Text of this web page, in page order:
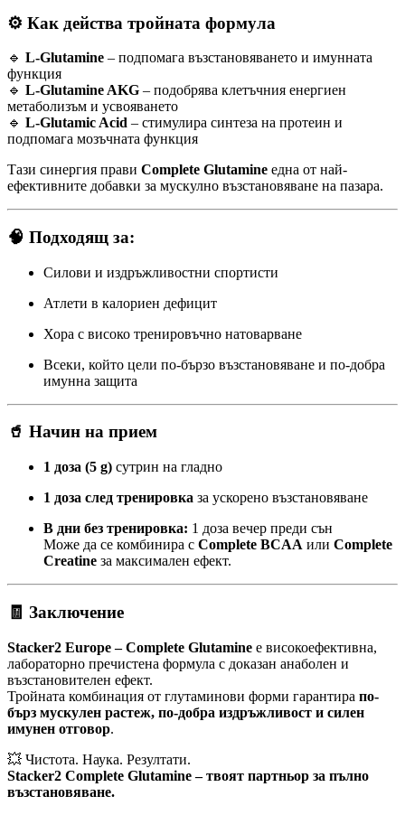
⚙️ Как действа тройната формула
🔹 L-Glutamine – подпомага възстановяването и имунната
функция
🔹 L-Glutamine AKG – подобрява клетъчния енергиен
метаболизъм и усвояването
🔹 L-Glutamic Acid – стимулира синтеза на протеин и
подпомага мозъчната функция
Тази синергия прави Complete Glutamine една от най-
ефективните добавки за мускулно възстановяване на пазара.
🧠 Подходящ за:
Силови и издръжливостни спортисти
Атлети в калориен дефицит
Хора с високо тренировъчно натоварване
Всеки, който цели по-бързо възстановяване и по-добра
имунна защита
🥤 Начин на прием
1 доза (5 g) сутрин на гладно
1 доза след тренировка за ускорено възстановяване
В дни без тренировка: 1 доза вечер преди сън
Може да се комбинира с Complete BCAA или Complete
Creatine за максимален ефект.
🧾 Заключение
Stacker2 Europe – Complete Glutamine е високоефективна,
лабораторно пречистена формула с доказан анаболен и
възстановителен ефект.
Тройната комбинация от глутаминови форми гарантира по-
бърз мускулен растеж, по-добра издръжливост и силен
имунен отговор.
💥 Чистота. Наука. Резултати.
Stacker2 Complete Glutamine – твоят партньор за пълно
възстановяване.